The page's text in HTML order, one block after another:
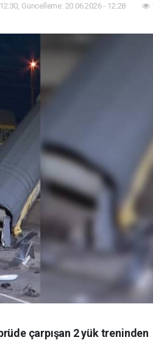
Güncelleme: 20.06.2026 - 12:28
çarpışan 2 yük treninden